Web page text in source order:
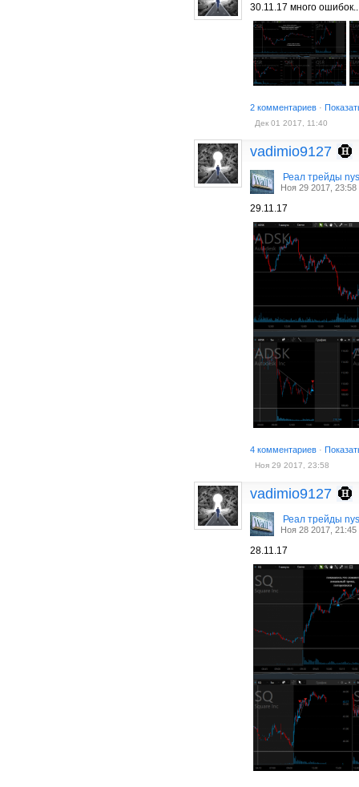
30.11.17 много
2 комментариев ·
Дек 01 2017, 11:40
vadimio9127
Реал трейды
Ноя 29 2017, 23:58
29.11.17
4 комментариев ·
Ноя 29 2017, 23:58
vadimio9127
Реал трейды
Ноя 28 2017, 21:45
28.11.17